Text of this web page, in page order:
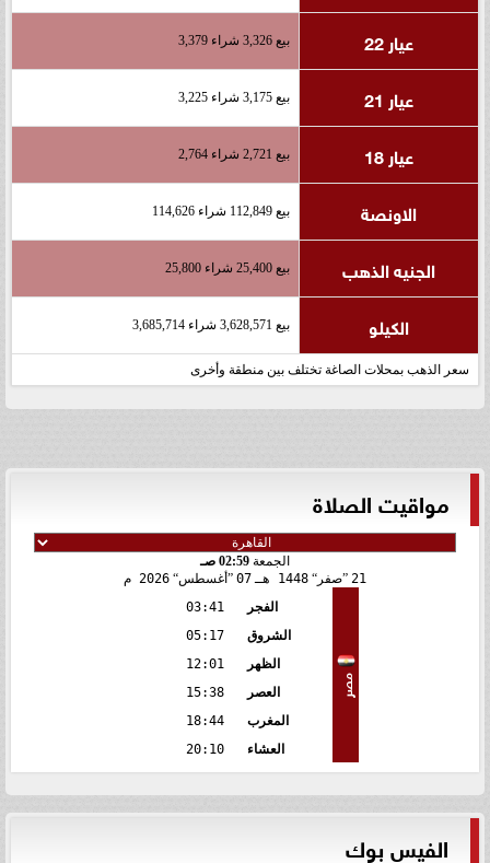
عيار 22 بيع 3,326 شراء 3,379
عيار 21 بيع 3,175 شراء 3,225
عيار 18 بيع 2,721 شراء 2,764
الاونصة بيع 112,849 شراء 114,626
الجنيه الذهب بيع 25,400 شراء 25,800
الكيلو بيع 3,628,571 شراء 3,685,714
سعر الذهب بمحلات الصاغة تختلف بين منطقة وأخرى
مواقيت الصلاة
الجمعة 02:59 صـ
21
صفر 1448 هـ 07 أغسطس 2026 م
مصر
الفجر
03:41
الشروق
05:17
الظهر
12:01
العصر
15:38
المغرب
18:44
العشاء
20:10
الفيس بوك